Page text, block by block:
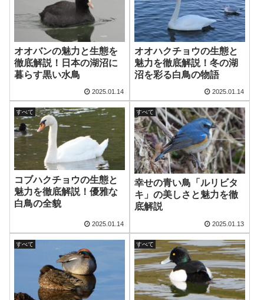
オオバンの魅力と生態を
徹底解説！日本の湖沼に
暮らす黒い水鳥
2025.01.14
オオハクチョウの生態と
魅力を徹底解説！冬の湖
沼を彩る白鳥の物語
2025.01.14
すべて
コブハクチョウの生態と
魅力を徹底解説！優雅な
白鳥の全貌
2025.01.14
すべて
幸せの青い鳥「ルリビタ
キ」の美しさと魅力を徹
底解説
2025.01.13
すべて すべて